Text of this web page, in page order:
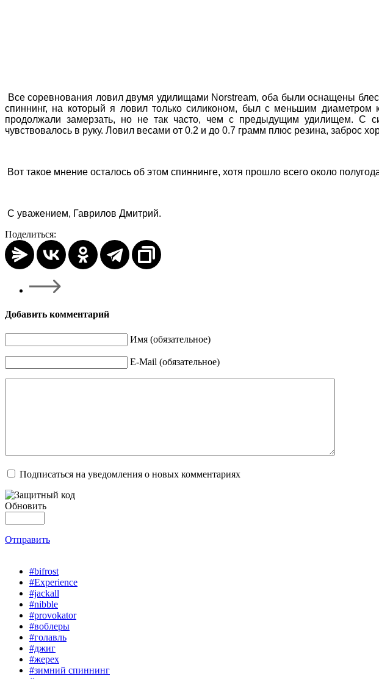
Все соревнования ловил двумя удилищами Norstream, оба были оснащены
спиннинг, на который я ловил только силиконом, был с меньшим
продолжали замерзать, но не так часто, чем с предыдущим удилищем. С
чувствовалось в руку. Ловил весами от 0.2 и до 0.7 грамм плюс резина, заброс
Вот такое мнение осталось об этом спиннинге, хотя прошло всего около
С уважением, Гаврилов Дмитрий.
Поделиться:
Добавить комментарий
Имя (обязательное)
E-Mail (обязательное)
Подписаться на уведомления о новых комментариях
Обновить
Отправить
#bifrost
#Experience
#jackall
#nibble
#provokator
#воблеры
#голавль
#джиг
#жерех
#зимний спиннинг